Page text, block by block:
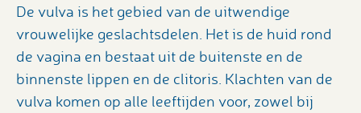
De vulva is het gebied van de uitwendige
vrouwelijke geslachtsdelen. Het is de huid rond
de vagina en bestaat uit de buitenste en de
binnenste lippen en de clitoris. Klachten van de
vulva komen op alle leeftijden voor, zowel bij